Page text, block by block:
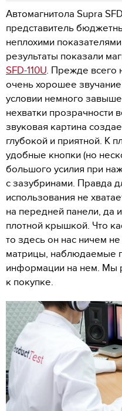
Автомагнитола Supra
представитель
неплохими
результаты показали
SFD-110U. Прежде всего
очень хорошее
условии немного
нехватки прозрачности
звуковая картина
глубокой и приятной. К
удобные кнопки (но
большого усилия при
с зазубринами. Правда
использования не
на передней панели, да
плотной крышкой. Что
то здесь он нас ничем
матрицы, наблюдаемые
информации на нем. Мы
к покупке.